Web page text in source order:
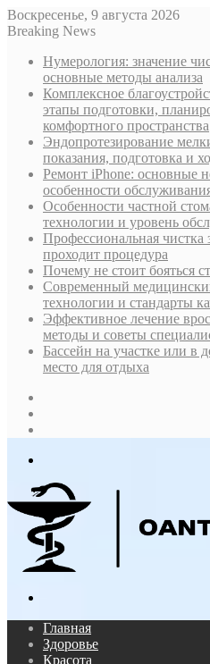
Воскресенье, 9 августа 2026
Breaking News
Нумерология: значение
основные методы анализа
Комплексное
этапы подготовки,
комфортного пространства
Эндопротезирование
показания, подготовка и
Ремонт iPhone: основные
особенности
Особенности частной
технологии и уровень
Профессиональная чистка
проходит процедура
Почему не стоит бояться
Современный
технологии и стандарты
Эффективное лечение
методы и советы
Бассейн на участке или в
место для отдыха
Главная
Здоровье
Красота